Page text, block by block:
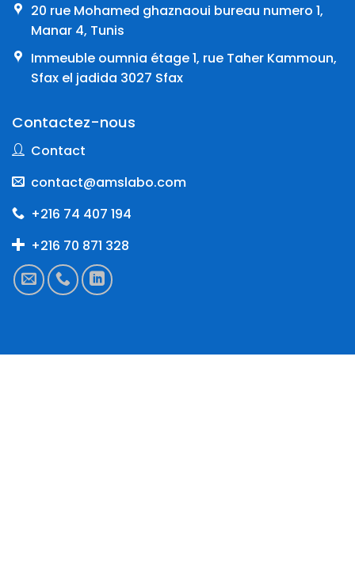
20 rue Mohamed ghaznaoui bureau numero 1,
Manar 4, Tunis
Immeuble oumnia étage 1, rue Taher Kammoun,
Sfax el jadida 3027 Sfax
Contactez-nous
Contact
contact@amslabo.com
+216 74 407 194
+216 70 871 328